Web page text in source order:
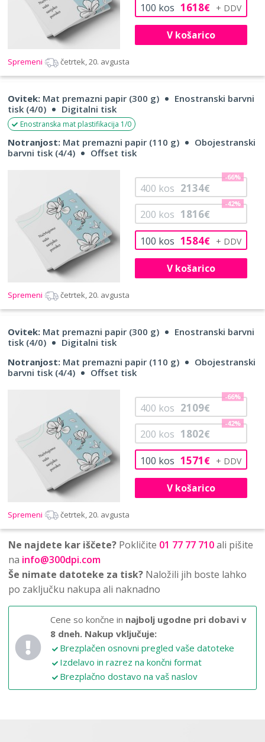
100 kos 1618€
V košarico
Spremeni četrtek, 20. avgusta
Ovitek: Mat premazni papir (300 g)
Enostranski barvni
tisk (4/0)
Digitalni tisk
Enostranska mat plastifikacija 1/0
Notranjost: Mat premazni papir (110 g)
Obojestranski
barvni tisk (4/4)
Offset tisk
100 kos 1584€
200 kos 1816€
-42%
400 kos 2134€
-66%
V košarico
Spremeni četrtek, 20. avgusta
Ovitek: Mat premazni papir (300 g)
Enostranski barvni
tisk (4/0)
Digitalni tisk
Notranjost: Mat premazni papir (110 g)
Obojestranski
barvni tisk (4/4)
Offset tisk
100 kos 1571€
200 kos 1802€
-42%
400 kos 2109€
-66%
V košarico
Spremeni četrtek, 20. avgusta
Ne najdete kar iščete? Pokličite 01 77 77 710ali pišite
na info@300dpi.com
Še nimate datoteke za tisk? Naložili jih boste lahko
po zaključku nakupa ali naknadno
Cene so končne in najbolj ugodne pri dobavi v
8 dneh. Nakup vključuje:
Brezplačen osnovni pregled vaše datoteke
Izdelavo in razrez na končni format
Brezplačno dostavo na vaš naslov